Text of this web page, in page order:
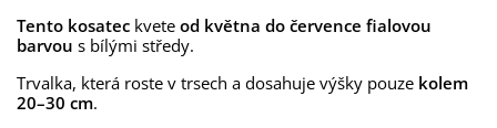
Tento kosatec kvete od května do července fialovou
barvou s bílými středy.
Trvalka, která roste v trsech a dosahuje výšky pouze kolem
20–30 cm.